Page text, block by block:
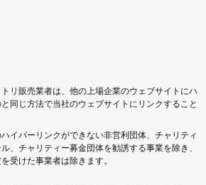
リ販売業者は、他の上場企業のウェブサイトにハ
同じ方法で当社のウェブサイトにリンクすること
イパーリンクができない非営利団体、チャリティ
、チャリティー募金団体を勧誘する事業を除き、
受けた事業者は除きます。